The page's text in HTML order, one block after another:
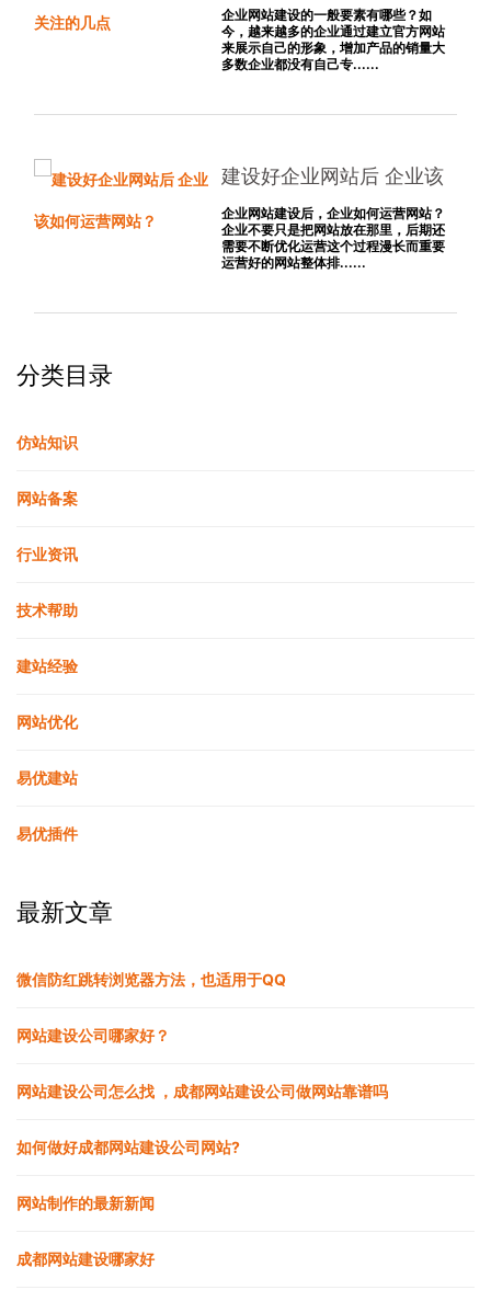
注的几点
企业网站建设的一般要素有哪些？如
今，越来越多的企业通过建立官方网站
来展示自己的形象，增加产品的销量大
多数企业都没有自己专......
建设好企业网站后 企业该
如何运营网站？
企业网站建设后，企业如何运营网站？
企业不要只是把网站放在那里，后期还
需要不断优化运营这个过程漫长而重要
运营好的网站整体排......
分类目录
仿站知识
网站备案
行业资讯
技术帮助
建站经验
网站优化
易优建站
易优插件
最新文章
微信防红跳转浏览器方法，也适用于QQ
网站建设公司哪家好？
网站建设公司怎么找 ，成都网站建设公司做网站靠谱吗
如何做好成都网站建设公司网站?
网站制作的最新新闻
成都网站建设哪家好